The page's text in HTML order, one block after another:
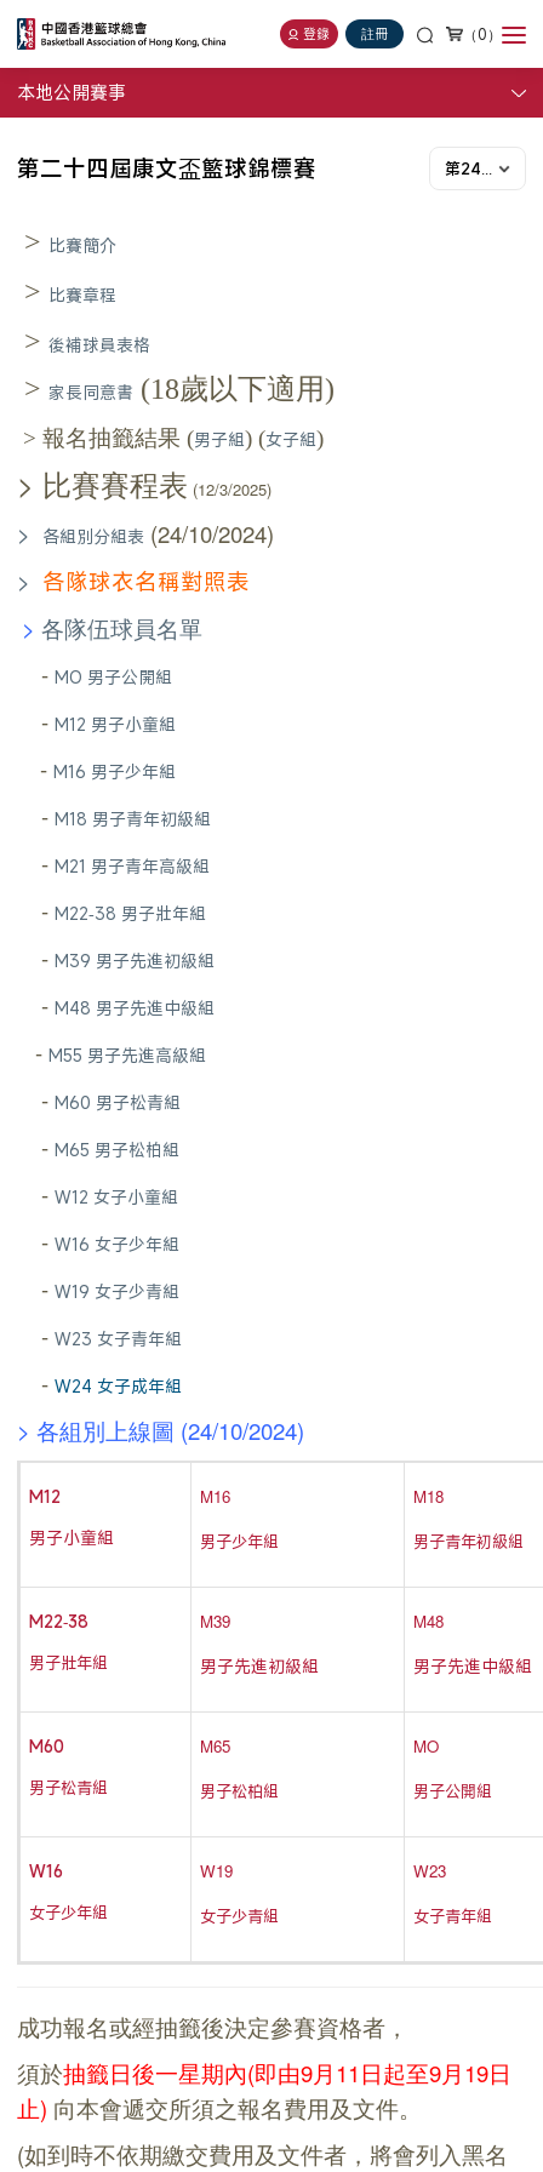
登錄 註冊 （0）
本地公開賽事
第二十四屆康文盃籃球錦標賽 第24屆
> 比賽簡介
> 比賽章程
>後補球員表格
> 家長同意書 (18歲以下適用)
>報名抽籤結果 (男子組) (女子組)
> 比賽賽程表 (12/3/2025)
> 各組別分組表 (24/10/2024)
> 各隊球衣名稱對照表
>各隊伍球員名單
-MO 男子公開組
-M12 男子小童組
-M16 男子少年組
-M18 男子青年初級組
-M21 男子青年高級組
-M22-38 男子壯年組
-M39 男子先進初級組
-M48 男子先進中級組
-M55 男子先進高級組
-M60 男子松青組
-M65 男子松柏組
-W12 女子小童組
-W16 女子少年組
-W19 女子少青組
-W23 女子青年組
-W24 女子成年組
> 各組別上線圖 (24/10/2024)
M12
男子小童組
M16
男子少年組
M18
男子青年初級組
M22-38
男子壯年組
M39
男子先進初級組
M48
男子先進中級組
M60
男子松青組
M65
男子松柏組
MO
男子公開組
W16
女子少年組
W19
女子少青組
W23
女子青年組
成功報名或經抽籤後決定參賽資格者，
須於抽籤日後一星期內(即由9月11日起至9月19日
止) 向本會遞交所須之報名費用及文件。
(如到時不依期繳交費用及文件者，將會列入黑名